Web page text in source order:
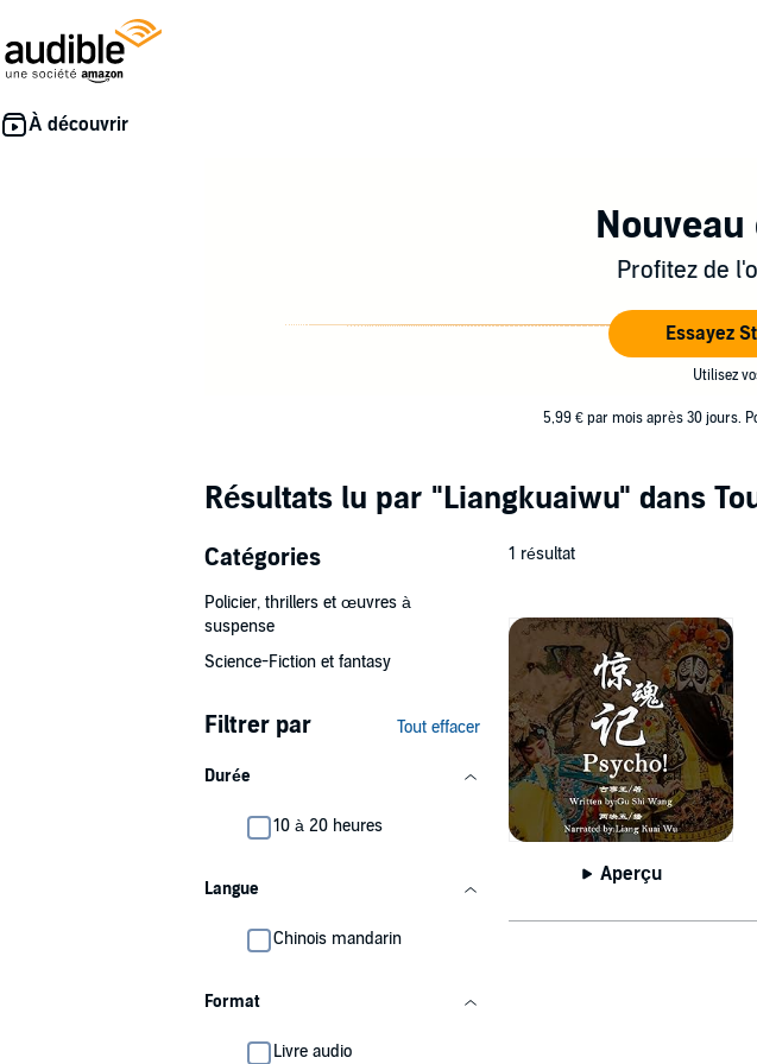
Profitez de
Essayez
Utilisez
5,99 € par mois après 30 jours.
Résultats lu par "Liangkuaiwu" dans
Catégories
Policier, thrillers et œuvres à
suspense
Science-Fiction et fantasy
Filtrer par Tout effacer
Durée
10 à 20 heures
Langue
Chinois mandarin
Format
Livre audio
1 résultat
Aperçu